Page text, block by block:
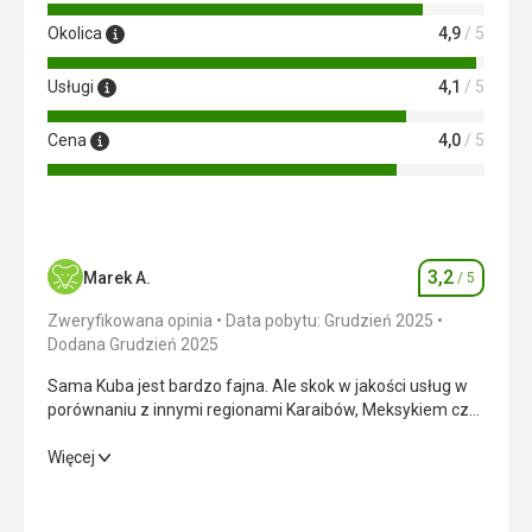
Ta recenzja została automatycznie przetłumaczona za
pomocą Google Translate
Okolica 4,9/ 5
Usługi 4,1 / 5
Cena 4,0/ 5
Marek A. Ocena
3,2 / 5
Zweryfikowana opinia
Data pobytu: Grudzień 2025
Dodana Grudzień 2025
Sama Kuba jest bardzo fajna. Ale skok w jakości usług w
porównaniu z innymi regionami Karaibów, Meksykiem czy
ale nie muszę tam jechać ponownie.
Sama Kuba jest bardzo fajna. Ale skok w jakości usług w
Więcej